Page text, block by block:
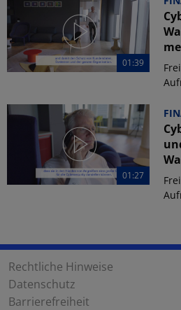
01:39
01:27
Rechtliche Hinweise
Datenschutz
Barrierefreiheit